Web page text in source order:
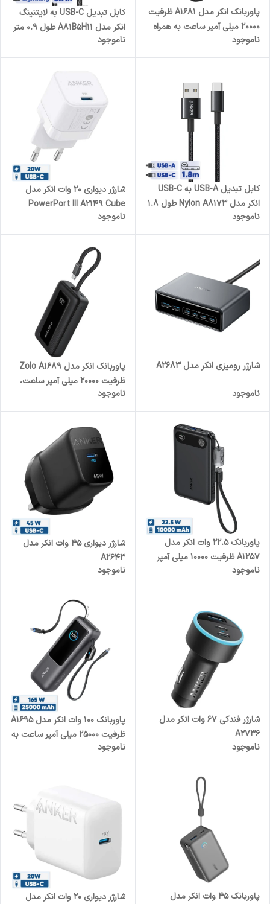
پاوربانک انکر مدل A1681 ظرفیت
20000 میلی آمپر ساعت به همراه
C
ناموجود
کابل تبدیل USB-C به لایتنینگ
انکر مدل A81B5H11 طول 0.9 متر
ناموجود
کابل تبدیل USB-A به USB-C
انکر مدل Nylon A8173 طول 1.8
متر
ناموجود
شارژر دیواری 20 وات انکر مدل
PowerPort III A2149 Cube
ناموجود
شارژر رومیزی انکر مدل A2683
ناموجود
پاوربانک انکر مدل Zolo A1689
ظرفیت 20000 میلی آمپر ساعت،
حداکثر توان 30 وات
ناموجود
پاوربانک 22.5 وات انکر مدل
A1257 ظرفیت 10000 میلی آمپر
ساعت به همراه کابل USB-C
ناموجود
شارژر دیواری 45 وات انکر مدل
A2643
ناموجود
شارژر فندکی 67 وات انکر مدل
A2736
ناموجود
پاوربانک 100 وات انکر مدل A1695
ظرفیت 25000 میلی آمپر ساعت به
همراه دو کابل USB-C
ناموجود
پاوربانک 45 وات انکر مدل
شارژر دیواری 20 وات انکر مدل